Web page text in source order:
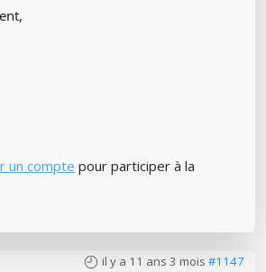
un compte pour participer à la
il y a 11 ans 3 mois #1147